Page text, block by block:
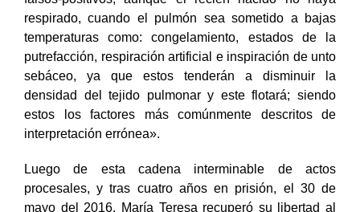
falsos-positivos, aunque el recién nacido no haya
respirado, cuando el pulmón sea sometido a bajas
temperaturas como: congelamiento, estados de la
putrefacción, respiración artificial e inspiración de unto
sebáceo, ya que estos tenderán a disminuir la
densidad del tejido pulmonar y este flotará; siendo
interpretación errónea».
Luego de esta cadena interminable de actos
procesales, y tras cuatro años en prisión, el 30 de